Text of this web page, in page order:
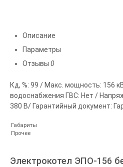
Описание
Параметры
Отзывы 0
Кд, %: 99 / Макс. мощность: 156
водоснабжения ГВС: Нет /
380 В/ Гарантийный документ:
Габариты
Прочее
Электрокотел ЭПО-156